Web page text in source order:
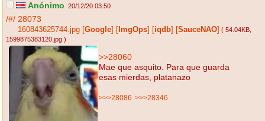
Anónimo 20/12/20 03:50
/#/ 28073
160843625744.jpg Google ImgOps iqdb SauceNAO ( 54.04KB
1599875383120.jpg )
>>28060
Mae que asquito. Para que guarda
esas mierdas, platanazo
>>>28086 >>>28346